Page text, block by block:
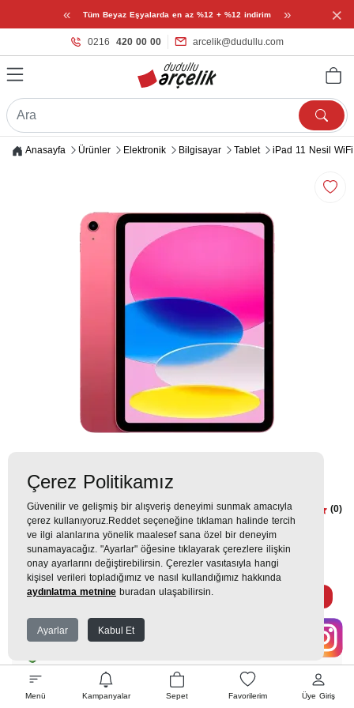
« Tüm Beyaz Eşyalarda en az %12 + %12 indirim » ×
0216 420 00 00 arcelik@dudullu.com
Menü Kampanyalar Sepet Favorilerim Üye Giriş
Anasayfa Ürünler Elektronik Bilgisayar Tablet iPad 11 Nesil
iPad 11 Nesil WiFi 128GB Pembe
MD4E4TU/A Tablet
(0)
22.999TL
2.555 TLx 9 Taksit = 22.999 TL Ekstra İndirim %12 =
WHATSAPP SİPARİŞ
Çerez Politikamız
Güvenilir ve gelişmiş bir alışveriş deneyimi sunmak amacıyla
çerez kullanıyoruz.Reddet seçeneğine tıklaman halinde tercih
ve ilgi alanlarına yönelik maalesef sana özel bir deneyim
sunamayacağız. "Ayarlar" öğesine tıklayarak çerezlere ilişkin
onay ayarlarını değiştirebilirsin. Çerezler vasıtasıyla hangi
kişisel verileri topladığımız ve nasıl kullandığımız hakkında
aydınlatma metnine buradan ulaşabilirsin.
Ayarlar Kabul Et